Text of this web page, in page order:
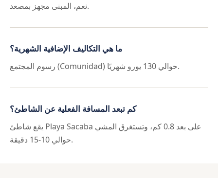
نعم، المبنى مجهز بمصعد.
ما هي التكاليف الإضافية الشهرية؟
رسوم المجتمع (Comunidad) حوالي 130 يورو شهريًا.
كم تبعد المسافة الفعلية عن الشاطئ؟
يقع شاطئ Playa Sacaba على بعد 0.8 كم، وتستغرق المشي
حوالي 10-15 دقيقة.